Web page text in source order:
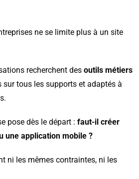
ne se limite plus à un site
recherchent des outils métiers
sur tous les supports et adaptés à
pose dès le départ : faut-il créer
une application mobile ?
ni les mêmes contraintes, ni les